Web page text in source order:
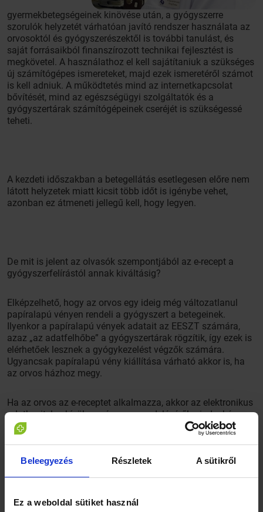
Beleegyezés Részletek A sütikről
Ez a weboldal sütiket használ
gyermekbetegségeinek kinövése után, a gyógyszerre
szorulók helyzetét várhatóan javító rendszer használata az
orvosoktól és gyógyszerészektől is további tanulást, és
saját forrásaikból finanszírozott technikai fejlesztést is
megkövetel. A használathoz el kell sajátítaniuk a szükséges
új számítógépes ismereteket, majd ezek ismeretéről számot
is kell adniuk. A működtetés mind az internetkapcsolat
bővítését, mind az egészségügyi szolgáltatók és a
gyógyszertárak számítógépeinek cseréjét is szükségessé
teheti.
A kezdeti időszakban a betegellátás esetlegesen előre nem
látott helyzetek miatt kicsit több időt is igénybe vehet,
azonban ez átmeneti jellegű kell, hogy legyen.
De mit is jelent az olvasók szempontjából az e-recept a
gyógyszerfelírástól annak kiváltásig?
Elképzelhető, hogy az orvos egy ideig még változatlanul
papíralapú vényen rendeli a gyógyszert a betegeinek.
Ilyenkor a papíralapú vények adatait az EESZT számára,
azaz „az adatfelhőbe” a gyógyszertárak rögzítik, így ezek is
elérhetőek lesznek a gyógykezelést végzők számára.
Ugyancsak papíralapú vény kiállítása várható akkor is, ha
az orvos házhoz megy.
Ha az orvos az e-receptet alkalmazza, akkor az elektronikus
adatbevitelen kívül a gyógyszer rendeléséről mindenképpen
egy „felírási igazolást” is kiállít, amely 2018. december 31-ig
formáját tekintve egy már ismert papíralapú recept lesz. E
kerül kinyomtatásra. Kinézetét tekintve azonban ekkor is
igazolást” most csak jegyezzük meg, szerepe később válik
világossá.